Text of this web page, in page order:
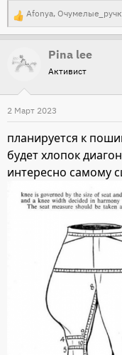
Р
е
а
к
и
и
:
Afonya,
Pina lee
Активист
2 Март 2023
планируется к
будет хлопок
интересно самому